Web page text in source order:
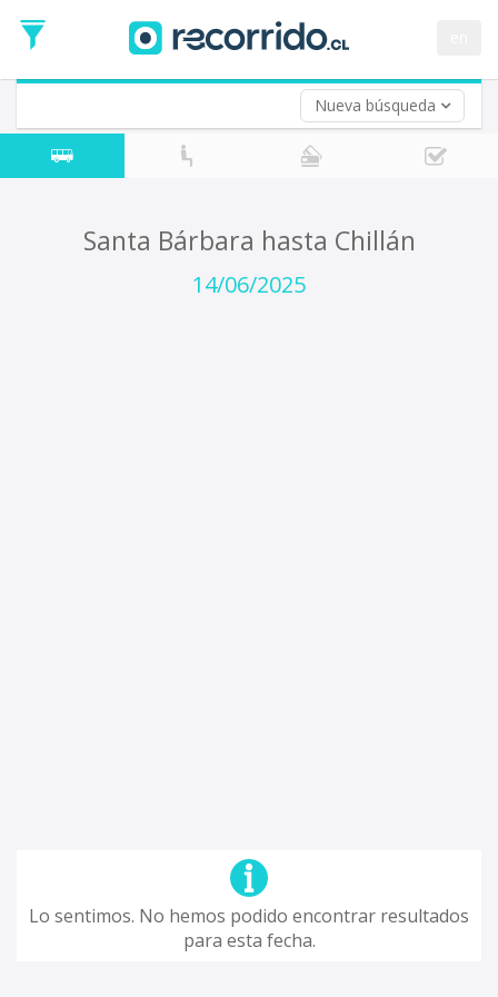
Nueva búsqueda
de
Ida
Vuelta (opcional)
Fecha
de
Santa Bárbara hasta Chillán
14/06/2025
Lo sentimos. No hemos podido encontrar resultados
para esta fecha.